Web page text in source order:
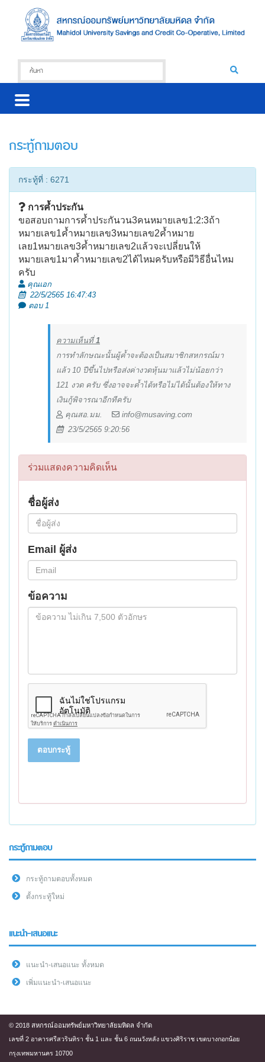
กระทู้ถามตอบ
กระทู้ที่ : 6271
การค้ำประกัน
ขอสอบถามการค้ำประกันวน3คนหมายเลข1:2:3ถ้า
หมายเลข1ค้ำหมายเลข3หมายเลข2ค้ำหมาย
เลย1หมายเลข3ค้ำหมายเลข2แล้วจะเปลี่ยนให้
หมายเลข1มาค้ำหมายเลข2ได้ไหมครับหรือมีวิธีอื่นไหม
ครับ
คุณเอก
22/5/2565 16:47:43
ตอบ 1
ความเห็นที่1
การทำลักษณะนั้นผู้ค้ำจะต้องเป็นสมาชิกสหกรณ์มา
แล้ว 10 ปีขึ้นไปหรือส่งค่างวดหุ้นมาแล้วไม่น้อยกว่า
121 งวด ครับ ซึ่งอาจจะค้ำได้หรือไม่ได้นั้นต้องให้ทาง
เงินกู้พิจารณาอีกทีครับ
คุณสอ.มม.
info@musaving.com
23/5/2565 9:20:56
ร่วมแสดงความคิดเห็น
ชื่อผู้ส่ง
Email ผู้ส่ง
ข้อความ
ตอบกระทู้
กระทู้ถามตอบ
กระทู้ถามตอบทั้งหมด
ตั้งกระทู้ใหม่
แนะนำ-เสนอแนะ
แนะนำ-เสนอแนะ ทั้งหมด
เพิ่มแนะนำ-เสนอแนะ
© 2018 สหกรณ์ออมทรัพย์มหาวิทยาลัยมหิดล จำกัด
เลขที่ 2 อาคารศรีสวรินทิรา ชั้น 1 และ ชั้น 6 ถนนวังหลัง แขวงศิริราช เขตบางกอกน้อย
กรุงเทพมหานคร 10700